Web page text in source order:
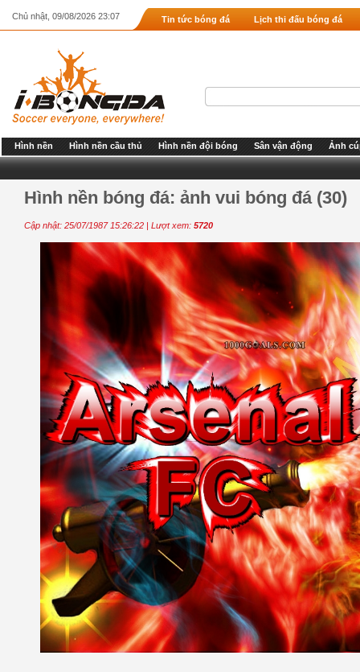
Chủ nhật, 09/08/2026 23:07 Tin tức bóng đá Lịch thi đấu bóng đá
Hình nền Hình nền cầu thủ Hình nền đội bóng Sân vận động Ảnh
Hình nền bóng đá: ảnh vui bóng đá (30)
Cập nhật: 25/07/1987 15:26:22 | Lượt xem: 5720